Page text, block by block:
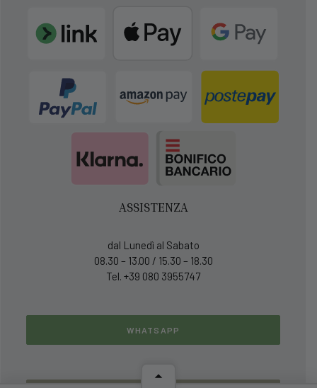
ASSISTENZA
dal Lunedì al Sabato
08.30 – 13.00 / 15.30 – 18.30
Tel. +39 080 3955747
WHATSAPP